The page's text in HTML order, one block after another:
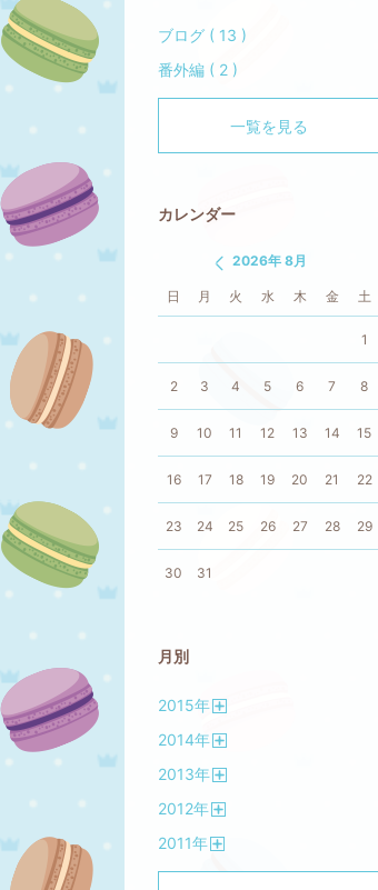
ブログ ( 13 )
番外編 ( 2 )
一覧を見る
カレンダー
2026年 8月
日 月 火 水 木 金 土
1
2 3 4 5 6 7 8
9 10 11 12 13 14 15
16 17 18 19 20 21 22
23 24 25 26 27 28 29
30 31
月別
2015年
2014年
2013年
2012年
2011年